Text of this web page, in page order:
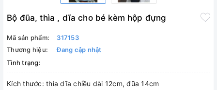
Bộ đũa, thìa , dĩa cho bé kèm hộp đựng
Mã sản phẩm:
317153
Thương hiệu:
Đang cập nhật
Tình trạng:
Kích thước: thìa dĩa chiều dài 12cm, đũa 14cm